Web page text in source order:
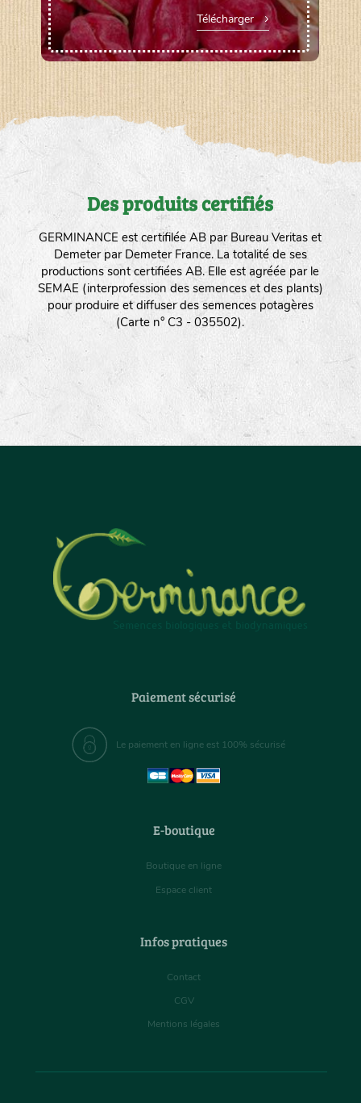
Télécharger
Des produits certifiés
GERMINANCE est certifilée AB par Bureau Veritas et
Demeter par Demeter France. La totalité de ses
productions sont certifiées AB. Elle est agréée par le
SEMAE (interprofession des semences et des plants)
pour produire et diffuser des semences potagères
(Carte n° C3 - 035502).
Paiement sécurisé
Le paiement en ligne est 100% sécurisé
E-boutique
Boutique en ligne
Espace client
Infos pratiques
Contact
CGV
Mentions légales